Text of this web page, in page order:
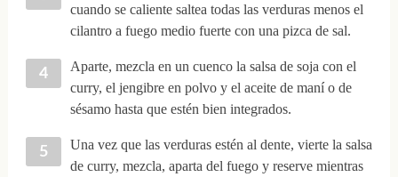
cuando se caliente saltea todas las verduras menos el
cilantro a fuego medio fuerte con una pizca de sal.
Aparte, mezcla en un cuenco la salsa de soja con el
curry, el jengibre en polvo y el aceite de maní o de
sésamo hasta que estén bien integrados.
Una vez que las verduras estén al dente, vierte la salsa
de curry, mezcla, aparta del fuego y reserve mientras